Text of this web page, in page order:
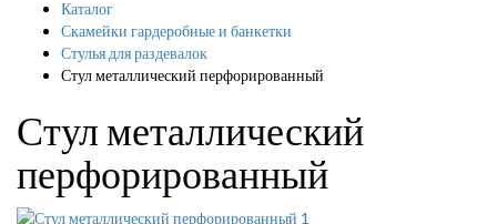
Каталог
Скамейки гардеробные и банкетки
Стулья для раздевалок
Стул металлический перфорированный
Стул металлический
перфорированный